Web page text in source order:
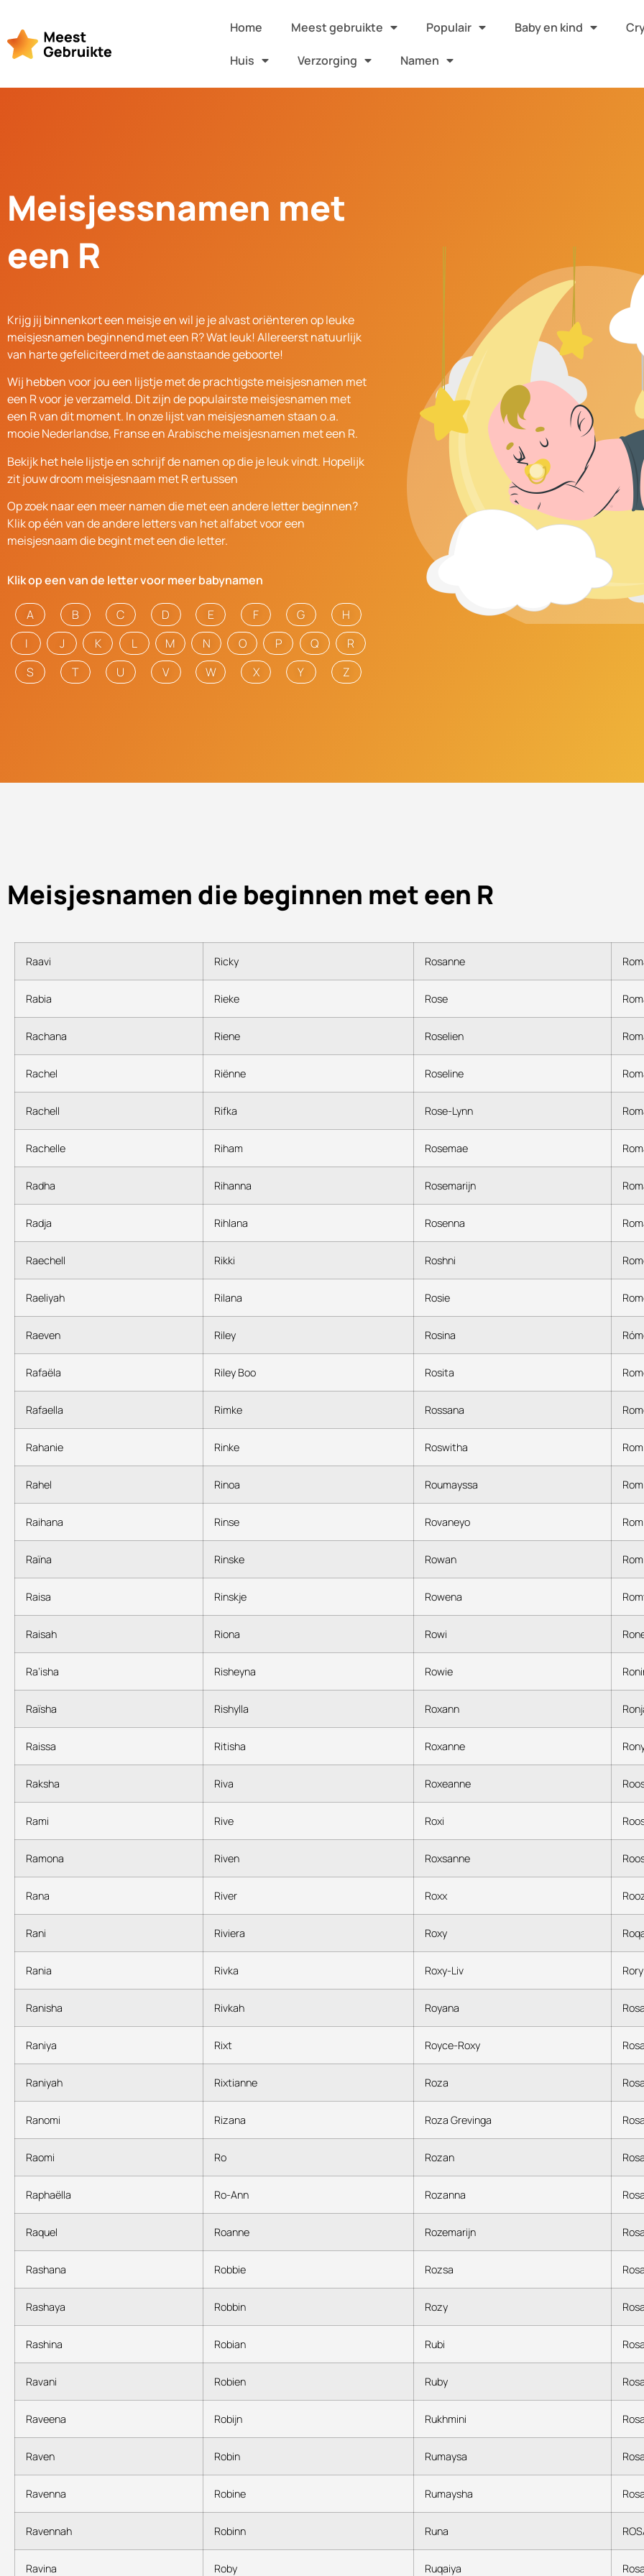
Home Meest gebruikte Populair Baby en kind
Huis Verzorging Namen
Meisjessnamen met
een R
Krijg jij binnenkort een meisje en wil je je alvast oriënteren op leuke
meisjesnamen beginnend met een R? Wat leuk! Allereerst natuurlijk
van harte gefeliciteerd met de aanstaande geboorte!
Wij hebben voor jou een lijstje met de prachtigste meisjesnamen met
een R voor je verzameld. Dit zijn de populairste meisjesnamen met
een R van dit moment. In onze lijst van meisjesnamen staan o.a.
mooie Nederlandse, Franse en Arabische meisjesnamen met een R.
Bekijk het hele lijstje en schrijf de namen op die je leuk vindt. Hopelijk
zit jouw droom meisjesnaam met R ertussen
Op zoek naar een meer namen die met een andere letter beginnen?
Klik op één van de andere letters van het alfabet voor een
meisjesnaam die begint met een die letter.
Klik op een van de letter voor meer babynamen
A B C D E F G
H
I
J K L M N O P Q
R
S
T U V W X Y Z
Meisjesnamen die beginnen met een R
Raavi Ricky Rosanne
Rabia Rieke Rose
Rachana Riene Roselien
Rachel Riënne Roseline
Rachell Rifka Rose-Lynn
Rachelle Riham Rosemae
Radha Rihanna Rosemarijn
Radja Rihlana Rosenna
Raechell Rikki Roshni
Raeliyah Rilana Rosie
Raeven Riley Rosina
Rafaëla Riley Boo Rosita
Rafaella Rimke Rossana
Rahanie Rinke Roswitha
Rahel Rinoa Roumayssa
Raihana Rinse Rovaneyo
Raïna Rinske Rowan
Raisa Rinskje Rowena
Raisah Riona Rowi
Ra’isha Risheyna Rowie
Raïsha Rishylla Roxann
Raissa Ritisha Roxanne
Raksha Riva Roxeanne
Rami Rive Roxi
Ramona Riven Roxsanne
Rana River Roxx
Rani Riviera Roxy
Rania Rivka Roxy-Liv Rory
Ranisha Rivkah Royana
Raniya Rixt Royce-Roxy
Raniyah Rixtianne Roza
Ranomi Rizana Roza Grevinga
Raomi Ro Rozan
Raphaëlla Ro-Ann Rozanna
Raquel Roanne Rozemarijn
Rashana Robbie Rozsa
Rashaya Robbin Rozy
Rashina Robian Rubi
Ravani Robien Ruby
Raveena Robijn Rukhmini
Raven Robin Rumaysa
Ravenna Robine Rumaysha
Ravennah Robinn Runa
Ravina Roby Ruqaiya